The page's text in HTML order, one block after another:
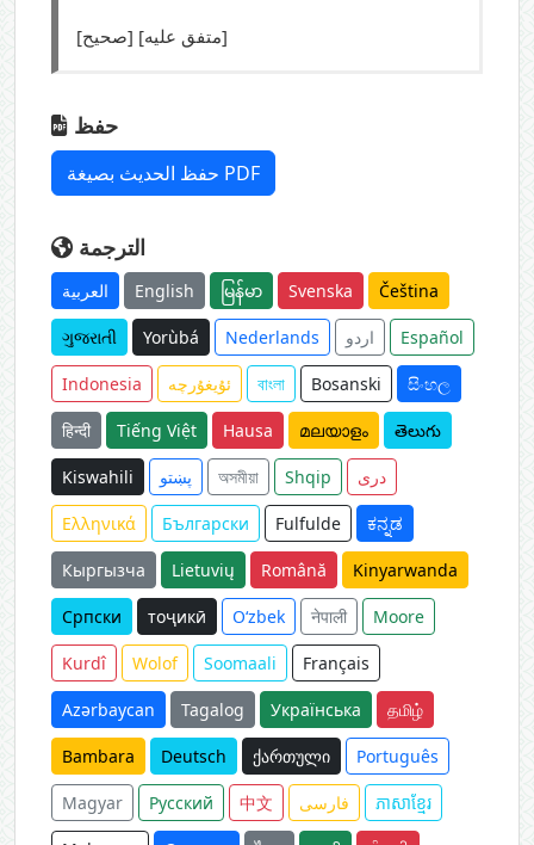
[صحيح] [متفق عليه]
حفظ
حفظ الحديث بصيغة PDF
الترجمة
العربية English မြန်မာ Svenska Čeština
ગુજરાતી Yorùbá Nederlands اردو Español
Indonesia ئۇيغۇرچە বাংলা Bosanski සිංහල
हिन्दी Tiếng Việt Hausa മലയാളം తెలుగు
Kiswahili پښتو অসমীয়া Shqip دری
Ελληνικά Български Fulfulde ಕನ್ನಡ
Кыргызча Lietuvių Română Kinyarwanda
Српски тоҷикӣ O‘zbek नेपाली Moore
Kurdî Wolof Soomaali Français
Azərbaycan Tagalog Українська தமிழ்
Bambara Deutsch ქართული Português
Magyar Русский 中文 فارسی ភាសាខ្មែរ